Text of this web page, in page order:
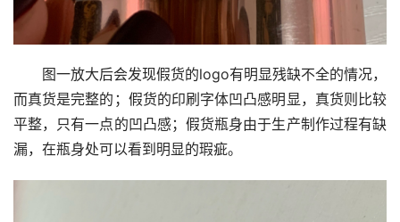
图一放大后会发现假货的logo有明显残缺不全的情况，
而真货是完整的；假货的印刷字体凹凸感明显，真货则比较
平整，只有一点的凹凸感；假货瓶身由于生产制作过程有缺
漏，在瓶身处可以看到明显的瑕疵。